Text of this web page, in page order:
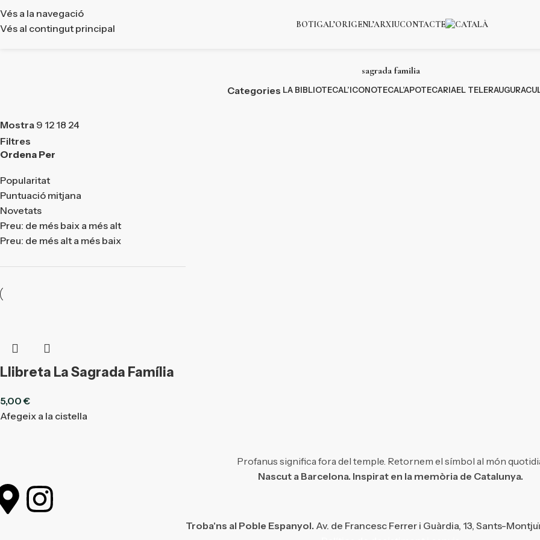
Vés a la navegació
Vés al contingut principal
BOTIGAL’ORIGENL’ARXIUCONTACTE
sagrada familia
Categories LA BIBLIOTECAL’ICONOTECAL’APOTECARIAEL TELER
Mostra 9 12 18 24
Filtres
Ordena Per
Popularitat
Puntuació mitjana
Novetats
Preu: de més baix a més alt
Preu: de més alt a més baix
Llibreta La Sagrada Família
5,00€
Afegeix a la cistella
Profanus significa fora del temple. Retornem el símbol al món
Nascut a Barcelona. Inspirat en la memòria de Catalunya.
Troba'ns al Poble Espanyol. Av. de Francesc Ferrer i Guàrdia, 13, Sants-